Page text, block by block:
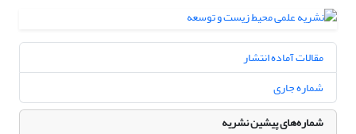
مقالات آماده انتشار
شماره جاری
شماره‌های پیشین نشریه